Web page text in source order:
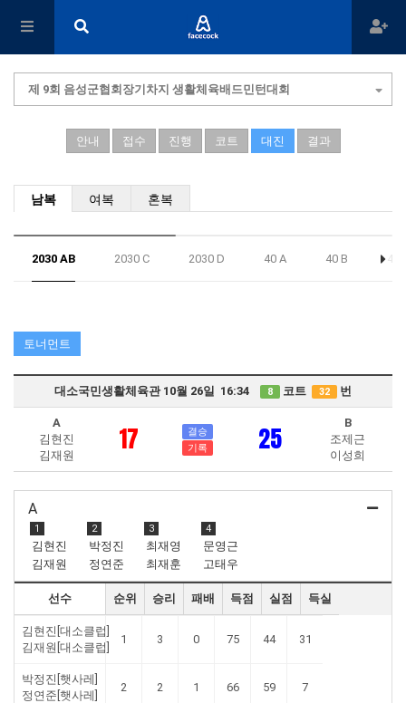
제 9회 음성군협회장기차지 생활체육배드민턴대회
안내 접수 진행 코트 대진 결과
남복 여복 혼복
2030 AB 2030 C 2030 D 40 A 40 B 40
토너먼트
대소국민생활체육관 10월 26일 16:34 8 코트 32 번
A
김현진
김재원
17
결승
기록
25
B
조제근
이성희
A
1
김현진
김재원
2
박정진
정연준
3
최재영
최재훈
4
문영근
고태우
선수 순위 승리 패배 득점 실점 득실
김현진[대소클럽]
김재원[대소클럽]
1 3 0 75 44 31
박정진[햇사레]
정연준[햇사레]
2 2 1 66 59 7